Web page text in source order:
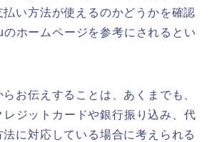
い方法が使えるのかどうかを確認
のホームページを参考にされるとい
お伝えすることは、あくまでも、
ジットカードや銀行振り込み、代
に対応している場合に考えられる